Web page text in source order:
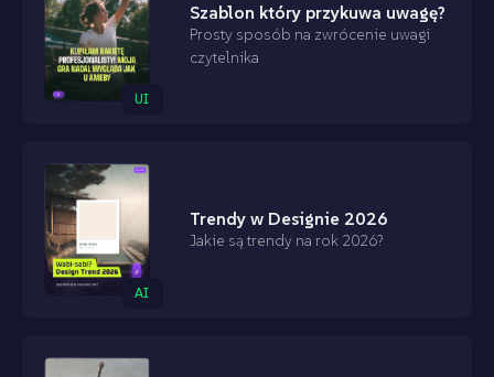
UI
Szablon który przykuwa uwagę?
Prosty sposób na zwrócenie uwagi
czytelnika
AI
Trendy w Designie 2026
Jakie są trendy na rok 2026?